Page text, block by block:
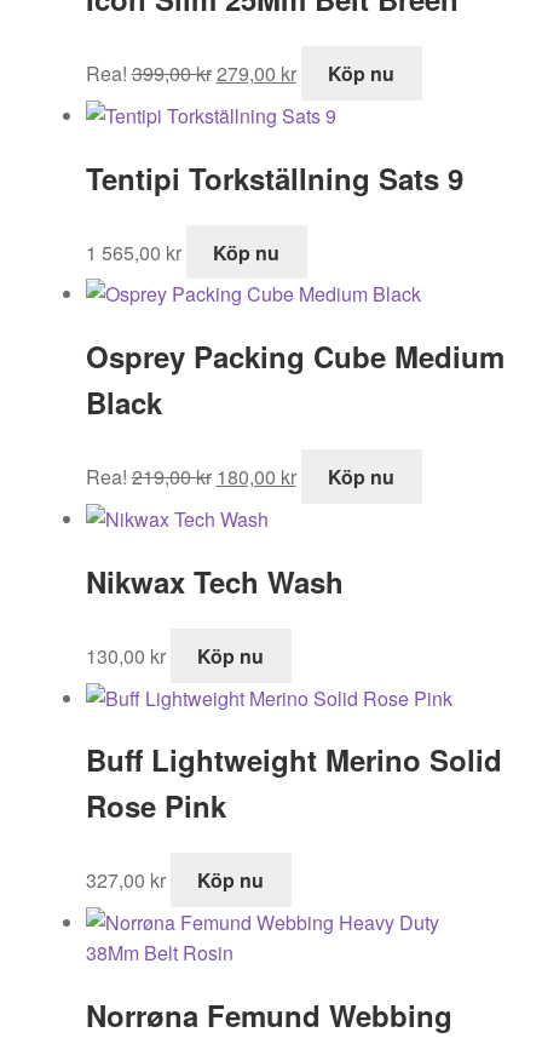
Rea! 399,00kr
ursprungliga
priset
399,00 kr.
279,00 kr
nuvarande
priset
279,00 kr.
Köp nu
Tentipi Torkställning Sats 9
1 565,00 kr Köp nu
Osprey Packing Cube Medium
Black
Rea! 219,00kr
ursprungliga
priset
219,00 kr.
180,00 kr
nuvarande
180,00 kr.
Köp nu
Nikwax Tech Wash
130,00 kr Köp nu
Buff Lightweight Merino Solid
Rose Pink
327,00 kr Köp nu
Norrøna Femund Webbing